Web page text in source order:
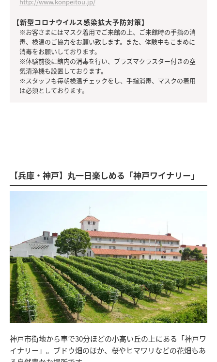
【新型コロナウイルス感染拡大予防対策】
※お客さまにはマスク着用でご来館の上、ご来館時の手指の消
毒、検温のご協力をお願い致します。また、体験中もこまめに
消毒をお願いしております。
※体験前後に館内の消毒を行い、プラズマクラスター付きの空
気清浄機も設置しております。
※スタッフも毎朝検温チェックをし、手指消毒、マスクの着用
は必須としております。
【兵庫・神戸】丸一日楽しめる「神戸ワイナリー」
神戸市街地から車で30分ほどの小高い丘の上にある「神戸ワ
イナリー」。ブドウ畑のほか、桜やヒマワリなどの花畑もあ